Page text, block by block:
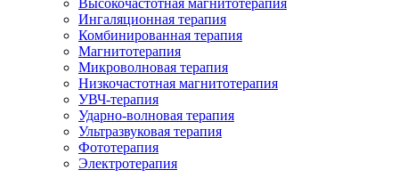
Высокочастотная магнитотерапия
Ингаляционная терапия
Комбинированная терапия
Магнитотерапия
Микроволновая терапия
Низкочастотная магнитотерапия
УВЧ-терапия
Ударно-волновая терапия
Ультразвуковая терапия
Фототерапия
Электротерапия